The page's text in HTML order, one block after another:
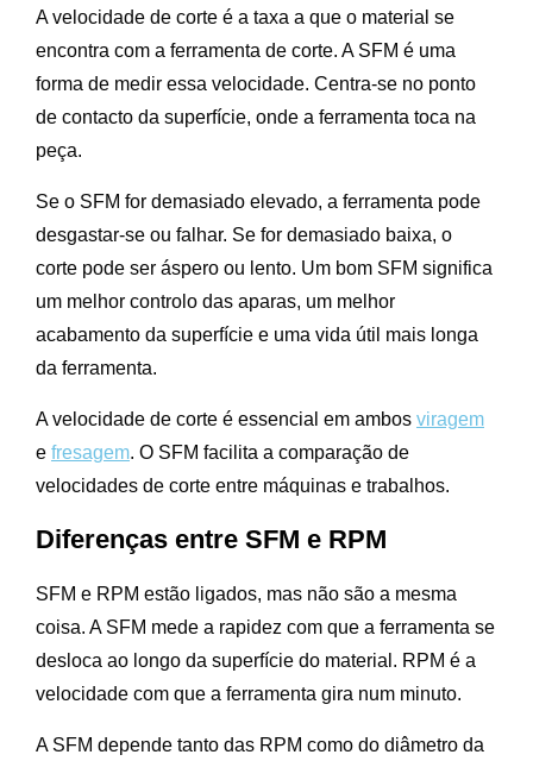
A velocidade de corte é a taxa a que o material se
encontra com a ferramenta de corte. A SFM é uma
forma de medir essa velocidade. Centra-se no ponto
de contacto da superfície, onde a ferramenta toca na
peça.
Se o SFM for demasiado elevado, a ferramenta pode
desgastar-se ou falhar. Se for demasiado baixa, o
corte pode ser áspero ou lento. Um bom SFM significa
um melhor controlo das aparas, um melhor
acabamento da superfície e uma vida útil mais longa
da ferramenta.
A velocidade de corte é essencial em ambos viragem
e fresagem. O SFM facilita a comparação de
velocidades de corte entre máquinas e trabalhos.
Diferenças entre SFM e RPM
SFM e RPM estão ligados, mas não são a mesma
coisa. A SFM mede a rapidez com que a ferramenta se
desloca ao longo da superfície do material. RPM é a
velocidade com que a ferramenta gira num minuto.
A SFM depende tanto das RPM como do diâmetro da